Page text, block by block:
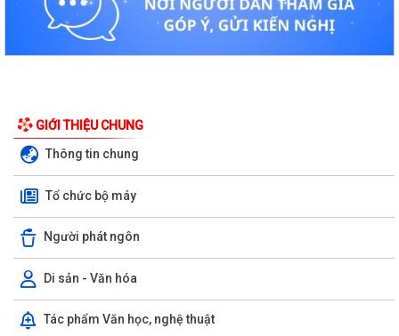
GIỚI THIỆU CHUNG
Thông tin chung
Tổ chức bộ máy
Người phát ngôn
Di sản - Văn hóa
Tác phẩm Văn học, nghệ thuật
Kiến tạo “Thế” quốc gia: Bước chuyển của tư duy đối ngoại Việt Nam